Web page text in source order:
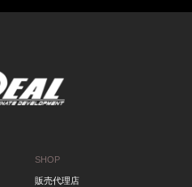
SHOP
販売代理店